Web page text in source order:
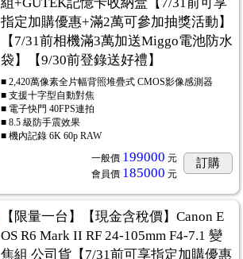
指定加購優惠+滿2萬可參加抽獎活動】
【7/31前相機滿3萬加送Miggo電池防水
袋】【9/30前登錄送好禮】
■ 2,420萬像素全片幅背照堆疊式 CMOS影像感測器
■ 支援十字型自動對焦
■ 電子快門 40FPS連拍
■ 8.5 級防手震效果
■ 機內記錄 6K 60p RAW
一般價 199000 元
會員價 185000 元
訂購
【限量一台】【現金含稅價】Canon E
OS R6 Mark II RF 24-105mm F4-7.1 變
焦組 公司貨【7/31前可享指定加購優惠